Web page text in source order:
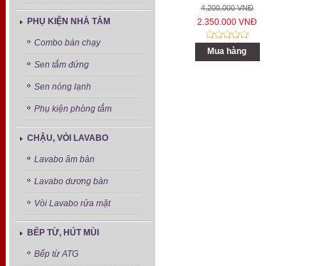
PHỤ KIỆN NHÀ TẮM
Combo bán chạy
Sen tắm đứng
Sen nóng lạnh
Phụ kiện phòng tắm
CHẬU, VÒI LAVABO
Lavabo âm bàn
Lavabo dương bàn
Vòi Lavabo rửa mặt
BẾP TỪ, HÚT MÙI
Bếp từ ATG
4.200.000 VNĐ
2.350.000 VNĐ
Mua hàng